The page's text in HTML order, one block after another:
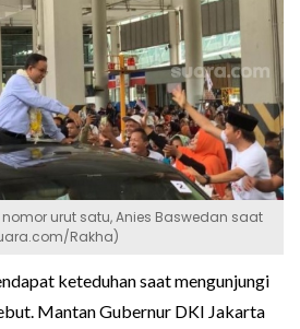
urut satu, Anies Baswedan saat
Rakha)
keteduhan saat mengunjungi
Mantan Gubernur DKI Jakarta